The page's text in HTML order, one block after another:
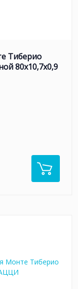
Тиберио
80x10,7x0,9